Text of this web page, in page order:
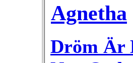
Agnetha
Dröm Är